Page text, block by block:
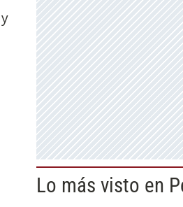
y
Lo más visto en